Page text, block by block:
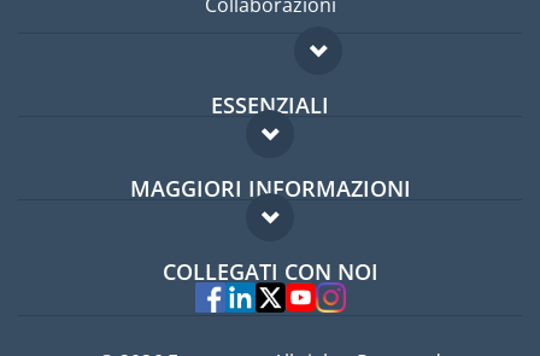
ESSENZIALI
Forum per expat
Guida per expat
MAGGIORI INFORMAZIONI
Domande frequenti
Esperti
COLLEGATI CON NOI